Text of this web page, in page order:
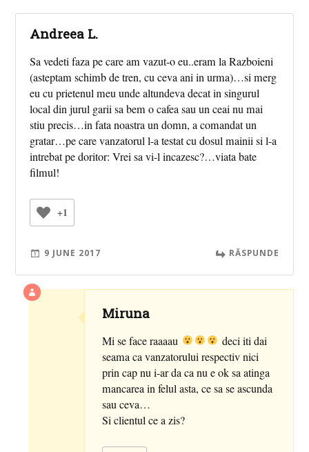
Andreea L.
Sa vedeti faza pe care am vazut-o eu..eram la Razboieni
(asteptam schimb de tren, cu ceva ani in urma)…si merg
eu cu prietenul meu unde altundeva decat in singurul
local din jurul garii sa bem o cafea sau un ceai nu mai
stiu precis…in fata noastra un domn, a comandat un
gratar…pe care vanzatorul l-a testat cu dosul mainii si l-a
intrebat pe doritor: Vrei sa vi-l incazesc?…viata bate
filmul!
+1
9 JUNE 2017 RĂSPUNDE
Miruna
Mi se face raaaau
deci iti dai
seama ca vanzatorului respectiv nici
prin cap nu i-ar da ca nu e ok sa atinga
mancarea in felul asta, ce sa se ascunda
sau ceva…
Si clientul ce a zis?